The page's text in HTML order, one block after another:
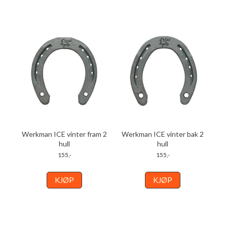
Werkman ICE vinter fram 2
hull
155,-
KJØP
Werkman ICE vinter bak 2
hull
155,-
KJØP